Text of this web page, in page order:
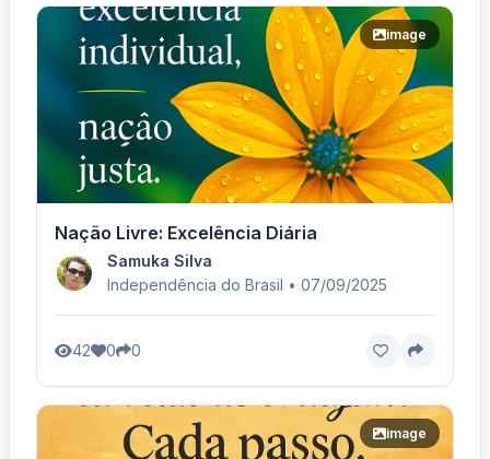
image
Nação Livre: Excelência Diária
Samuka Silva
Independência do Brasil • 07/09/2025
42 0 0
image